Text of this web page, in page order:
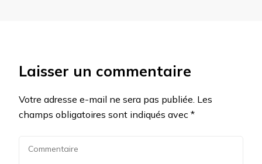
Laisser un commentaire
Votre adresse e-mail ne sera pas publiée. Les
champs obligatoires sont indiqués avec *